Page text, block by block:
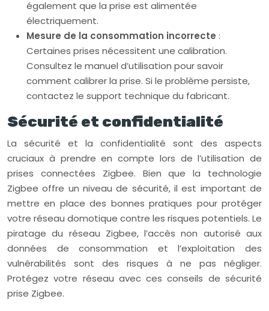
également que la prise est alimentée
électriquement.
Mesure de la consommation incorrecte :
Certaines prises nécessitent une calibration.
Consultez le manuel d’utilisation pour savoir
comment calibrer la prise. Si le problème persiste,
contactez le support technique du fabricant.
Sécurité et confidentialité
La sécurité et la confidentialité sont des aspects
cruciaux à prendre en compte lors de l’utilisation de
prises connectées Zigbee. Bien que la technologie
Zigbee offre un niveau de sécurité, il est important de
mettre en place des bonnes pratiques pour protéger
votre réseau domotique contre les risques potentiels. Le
piratage du réseau Zigbee, l’accès non autorisé aux
données de consommation et l’exploitation des
vulnérabilités sont des risques à ne pas négliger.
Protégez votre réseau avec ces conseils de sécurité
prise Zigbee.